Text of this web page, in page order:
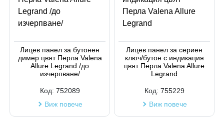
Лицев панел за бутонен
димер цвят Перла Valena
Allure Legrand /до
изчерпване/
Код: 752089
Виж повече
Лицев панел за сериен
ключ/бутон с индикация
цвят Перла Valena Allure
Legrand
Код: 755229
Виж повече